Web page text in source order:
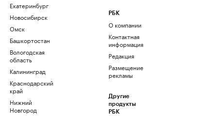
Екатеринбург
Новосибирск
Омск
Башкортостан
Вологодская
область
Калининград
Краснодарский
край
Нижний
Новгород
РБК
О компании
Контактная
информация
Редакция
Размещение
рекламы
Другие
продукты
РБК